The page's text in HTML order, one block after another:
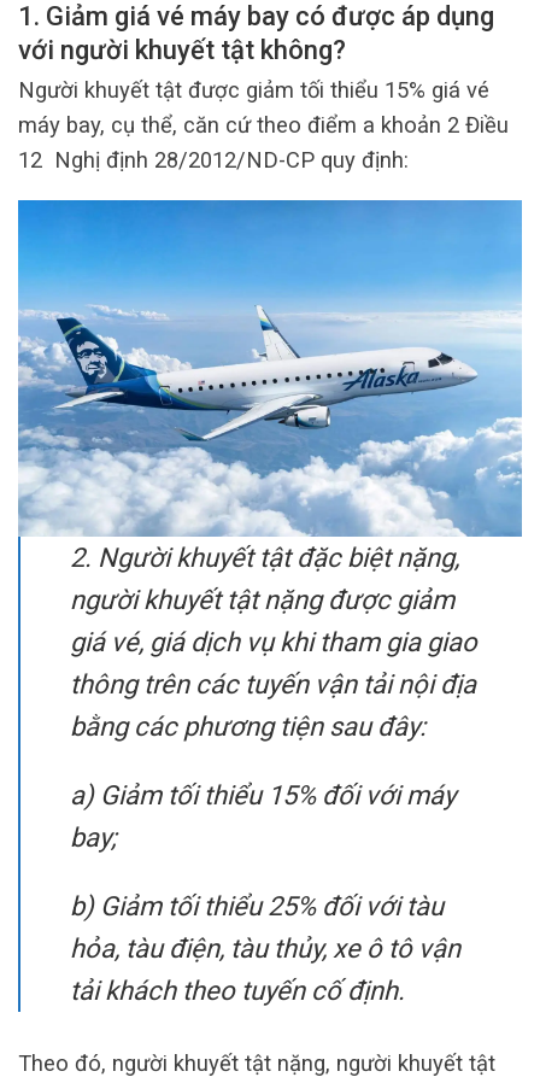
1. Giảm giá vé máy bay có được áp dụng
với người khuyết tật không?
Người khuyết tật được giảm tối thiểu 15% giá vé
máy bay, cụ thể, căn cứ theo điểm a khoản 2 Điều
12 Nghị định 28/2012/ND-CP quy định:
2. Người khuyết tật đặc biệt nặng,
người khuyết tật nặng được giảm
giá vé, giá dịch vụ khi tham gia giao
thông trên các tuyến vận tải nội địa
bằng các phương tiện sau đây:
a) Giảm tối thiểu 15% đối với máy
bay;
b) Giảm tối thiểu 25% đối với tàu
hỏa, tàu điện, tàu thủy, xe ô tô vận
tải khách theo tuyến cố định.
Theo đó, người khuyết tật nặng, người khuyết tật